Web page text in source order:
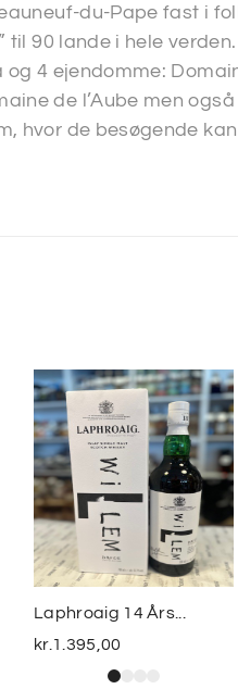
du-Pape fast i
til 90 lande i hele
4 ejendomme:
de l’Aube men
hvor de besøgende
Laphroaig 14 Års...
kr. 1.395,00